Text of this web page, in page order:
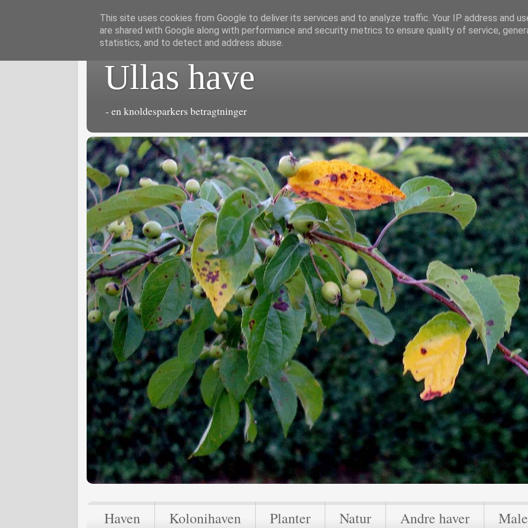
Ullas have
- en knoldesparkers betragtninger
Haven Kolonihaven Planter Natur Andre haver
This site uses cookies from Google to deliver its services and to analyze traffic. Your IP address and
are shared with Google along with performance and security metrics to ensure quality of service,
statistics, and to detect and address abuse.